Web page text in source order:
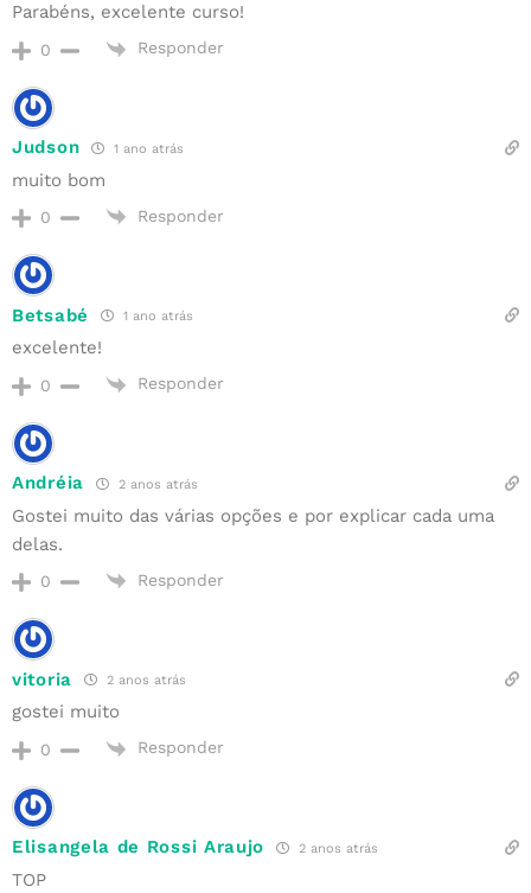
Parabéns, excelente curso!
0 Responder
Judson 1 ano atrás
muito bom
0 Responder
Betsabé 1 ano atrás
excelente!
0 Responder
Andréia 2 anos atrás
Gostei muito das várias opções e por explicar cada uma
delas.
0 Responder
vitoria 2 anos atrás
gostei muito
0 Responder
Elisangela de Rossi Araujo 2 anos atrás
TOP